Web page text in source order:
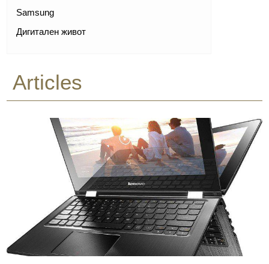
Samsung
Дигитален живот
Articles